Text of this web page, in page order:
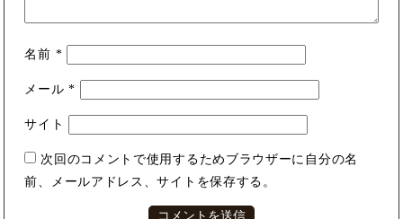
名前 *
メール*
サイト
次回のコメントで使用するためブラウザーに自分の名
前、メールアドレス、サイトを保存する。